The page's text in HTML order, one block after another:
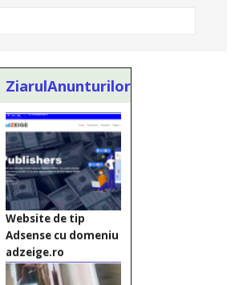
ZiarulAnunturilor.ro
Website de tip
Adsense cu domeniu
adzeige.ro